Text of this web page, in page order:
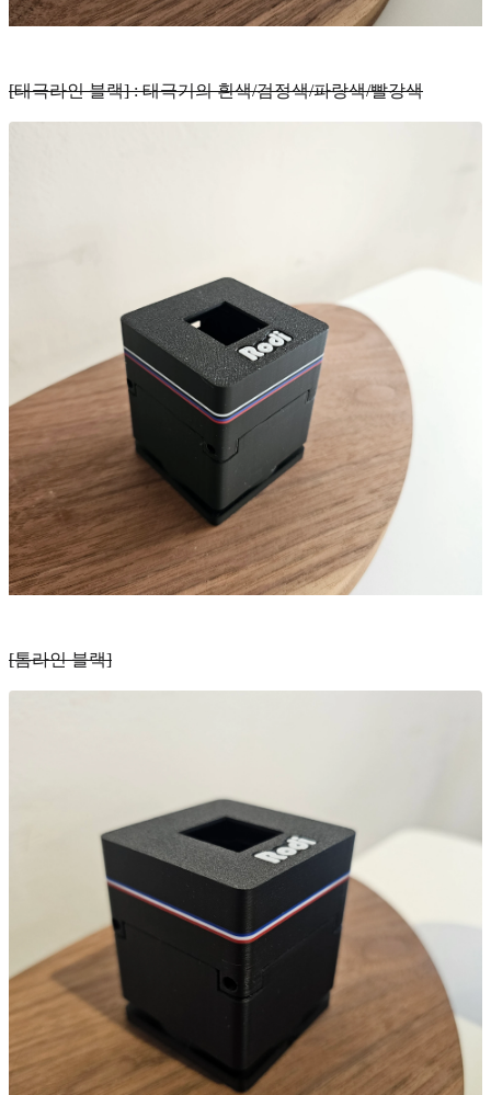
[태극라인 블랙] : 태극기의 흰색/검정색/파랑색/빨강색
[톰라인 블랙]